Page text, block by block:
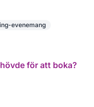
evenemang
för att boka?